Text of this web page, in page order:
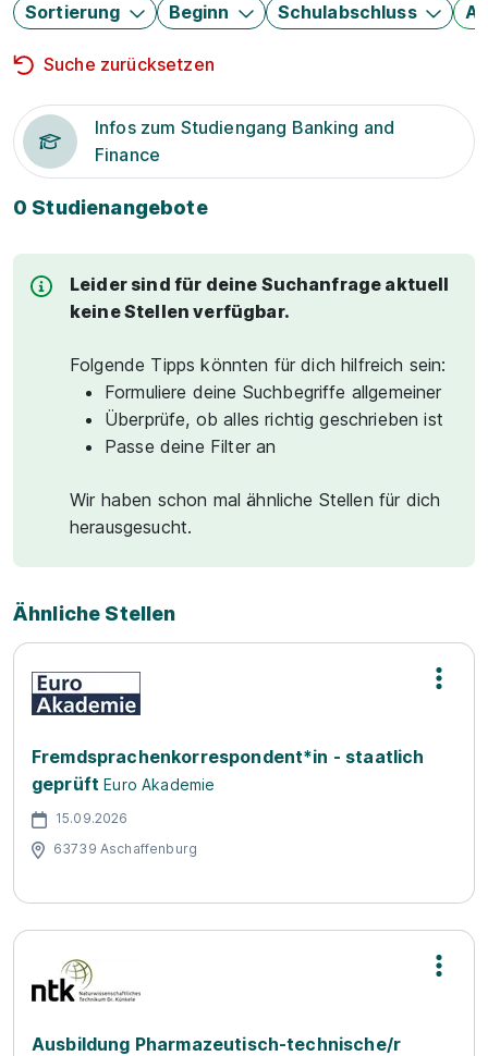
Sortierung Beginn Schulabschluss
Suche zurücksetzen
Infos zum Studiengang Banking and
Finance
0 Studienangebote
Leider sind für deine Suchanfrage aktuell
keine Stellen verfügbar.
Folgende Tipps könnten für dich hilfreich sein:
Formuliere deine Suchbegriffe allgemeiner
Überprüfe, ob alles richtig geschrieben ist
Passe deine Filter an
Wir haben schon mal ähnliche Stellen für dich
herausgesucht.
Ähnliche Stellen
Fremdsprachenkorrespondent*in - staatlich
geprüft Euro Akademie
15.09.2026
63739 Aschaffenburg
Ausbildung Pharmazeutisch-technische/r